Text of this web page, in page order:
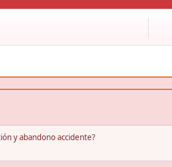
y abandono accidente?